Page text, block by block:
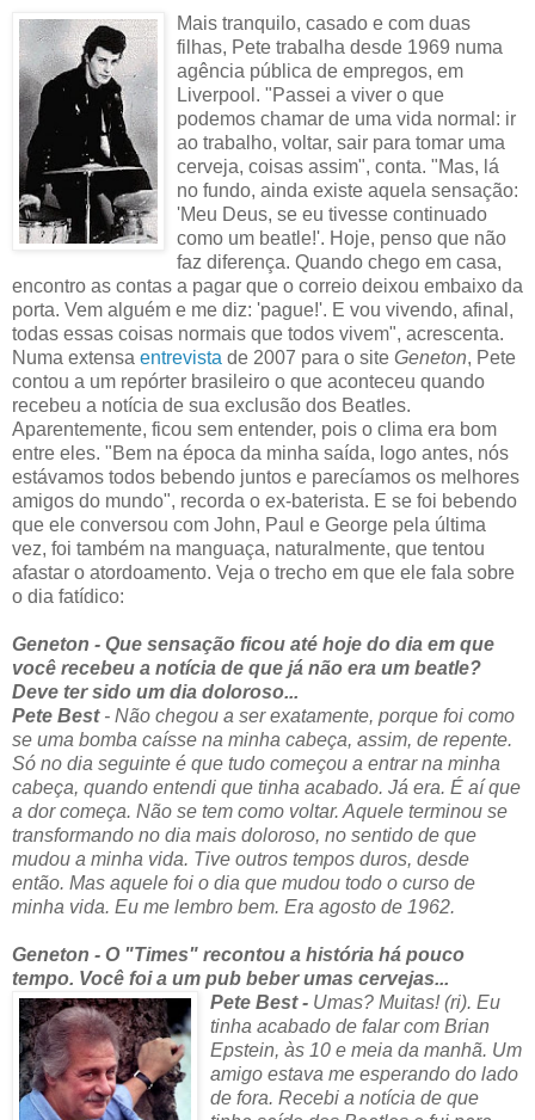
Mais tranquilo, casado e com duas
filhas, Pete trabalha desde 1969 numa
agência pública de empregos, em
Liverpool. "Passei a viver o que
podemos chamar de uma vida normal: ir
ao trabalho, voltar, sair para tomar uma
cerveja, coisas assim", conta. "Mas, lá
no fundo, ainda existe aquela sensação:
'Meu Deus, se eu tivesse continuado
como um beatle!'. Hoje, penso que não
faz diferença. Quando chego em casa,
encontro as contas a pagar que o correio deixou embaixo da
porta. Vem alguém e me diz: 'pague!'. E vou vivendo, afinal,
todas essas coisas normais que todos vivem", acrescenta.
Numa extensa entrevista de 2007 para o site Geneton, Pete
contou a um repórter brasileiro o que aconteceu quando
recebeu a notícia de sua exclusão dos Beatles.
Aparentemente, ficou sem entender, pois o clima era bom
entre eles. "Bem na época da minha saída, logo antes, nós
estávamos todos bebendo juntos e parecíamos os melhores
amigos do mundo", recorda o ex-baterista. E se foi bebendo
que ele conversou com John, Paul e George pela última
vez, foi também na manguaça, naturalmente, que tentou
afastar o atordoamento. Veja o trecho em que ele fala sobre
o dia fatídico:
Geneton - Que sensação ficou até hoje do dia em que
você recebeu a notícia de que já não era um beatle?
Deve ter sido um dia doloroso...
Pete Best- Não chegou a ser exatamente, porque foi como
se uma bomba caísse na minha cabeça, assim, de repente.
Só no dia seguinte é que tudo começou a entrar na minha
cabeça, quando entendi que tinha acabado. Já era. É aí que
a dor começa. Não se tem como voltar. Aquele terminou se
transformando no dia mais doloroso, no sentido de que
mudou a minha vida. Tive outros tempos duros, desde
então. Mas aquele foi o dia que mudou todo o curso de
minha vida. Eu me lembro bem. Era agosto de 1962.
Geneton - O "Times" recontou a história há pouco
tempo. Você foi a um pub beber umas cervejas...
Pete Best - Umas? Muitas! (ri). Eu
tinha acabado de falar com Brian
Epstein, às 10 e meia da manhã. Um
amigo estava me esperando do lado
de fora. Recebi a notícia de que